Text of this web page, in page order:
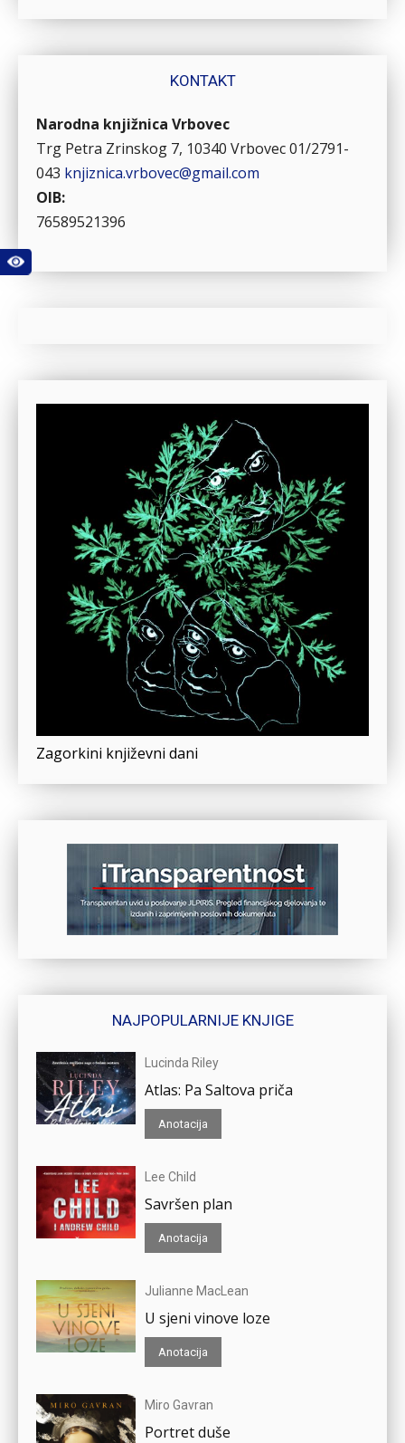
KONTAKT
Narodna knjižnica Vrbovec
Trg Petra Zrinskog 7, 10340 Vrbovec01/2791-
043 knjiznica.vrbovec@gmail.com
OIB:
76589521396
Zagorkini književni dani
NAJPOPULARNIJE KNJIGE
Lucinda Riley
Atlas: Pa Saltova priča
Anotacija
Lee Child
Savršen plan
Anotacija
Julianne MacLean
U sjeni vinove loze
Anotacija
Miro Gavran
Portret duše